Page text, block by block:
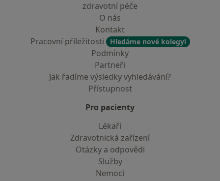
zdravotní péče
O nás
Kontakt
Pracovní příležitosti
Hledáme nové kolegy!
Podmínky
Partneři
Jak řadíme výsledky vyhledávání?
Přístupnost
Pro pacienty
Lékaři
Zdravotnická zařízení
Otázky a odpovědi
Služby
Nemoci